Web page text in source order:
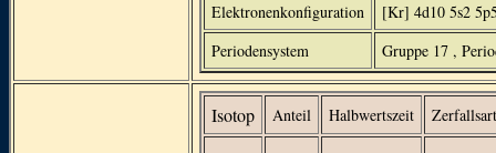
Elektronenkonfiguration
[Kr] 4d10 5s2
Periodensystem
Gruppe 17 ,
Isotop Anteil Halbwertszeit Zerfallsart